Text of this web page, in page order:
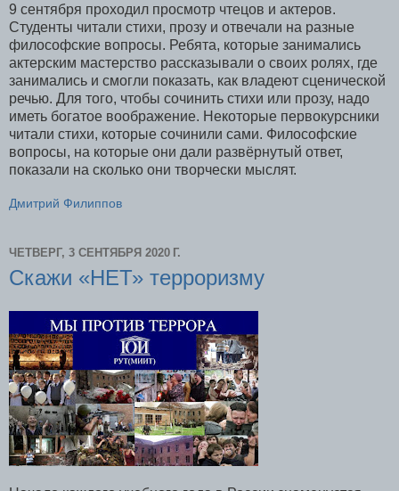
9 сентября проходил просмотр чтецов и актеров.
Студенты читали стихи, прозу и отвечали на разные
философские вопросы. Ребята, которые занимались
актерским мастерство рассказывали о своих ролях, где
занимались и смогли показать, как владеют сценической
речью. Для того, чтобы сочинить стихи или прозу, надо
иметь богатое воображение. Некоторые первокурсники
читали стихи, которые сочинили сами. Философские
вопросы, на которые они дали развёрнутый ответ,
показали на сколько они творчески мыслят.
Дмитрий Филиппов
ЧЕТВЕРГ, 3 СЕНТЯБРЯ 2020 Г.
Скажи «НЕТ» терроризму